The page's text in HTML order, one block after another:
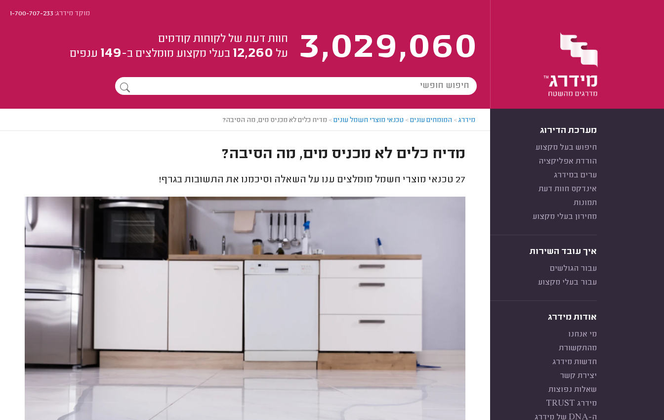
מוקד מידרג:1-700-707-233
3,029,060
חוות דעת של לקוחות קודמים
על 12,260 בעלי מקצוע מומלצים ב-149 ענפים
מערכת הדירוג
חיפוש בעל מקצוע
הורדת אפליקציה
ערים במידרג
אינדקס חוות דעת
תמונות
מחירון בעלי מקצוע
איך עובד השירות
עבור הגולשים
עבור בעלי מקצוע
אודות מידרג
מי אנחנו
מהתקשורת
חדשות מידרג
יצירת קשר
שאלות נפוצות
מידרג TRUST
ה-DNA של מידרג
מידרג> המומחים עונים> טכנאי מוצרי חשמל עונים> מדיח כלים לא מכניס מים, מה הסיבה?
מדיח כלים לא מכניס מים, מה הסיבה?
27 טכנאי מוצרי חשמל מומלצים ענו על השאלה וסיכמנו את התשובות בגרף!